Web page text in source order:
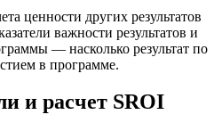
ценности других результатов
важности результатов и
— насколько результат по
в программе.
и расчет SROI